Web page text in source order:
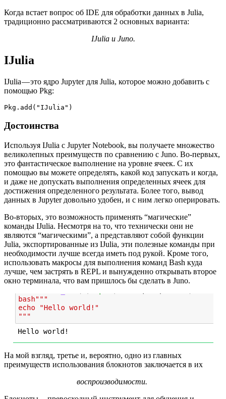
Когда встает вопрос об IDE для обработки данных в Julia,
традиционно рассматриваются 2 основных варианта:
IJulia и Juno.
IJulia
IJulia — это ядро Jupyter для Julia, которое можно добавить с
помощью Pkg:
Pkg.add("IJulia")
Достоинства
Используя IJulia с Jupyter Notebook, вы получаете множество
великолепных преимуществ по сравнению с Juno. Во-первых,
это фантастическое выполнение на уровне ячеек. С их
помощью вы можете определять, какой код запускать и когда,
и даже не допускать выполнения определенных ячеек для
достижения определенного результата. Более того, вывод
данных в Jupyter довольно удобен, и с ним легко оперировать.
Во-вторых, это возможность применять “магические”
команды IJulia. Несмотря на то, что технически они не
являются “магическими”, а представляют собой функции
Julia, экспортированные из IJulia, эти полезные команды при
необходимости лучше всегда иметь под рукой. Кроме того,
использовать макросы для выполнения команд Bash куда
лучше, чем застрять в REPL и вынужденно открывать второе
окно терминала, что вам пришлось бы сделать в Juno.
На мой взгляд, третье и, вероятно, одно из главных
преимуществ использования блокнотов заключается в их
воспроизводимости.